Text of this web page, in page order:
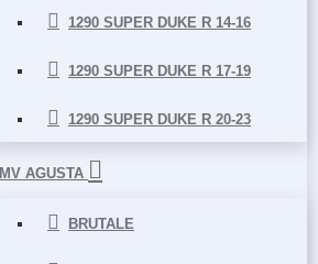
1290 SUPER DUKE R 14-16
1290 SUPER DUKE R 17-19
1290 SUPER DUKE R 20-23
MV AGUSTA
BRUTALE